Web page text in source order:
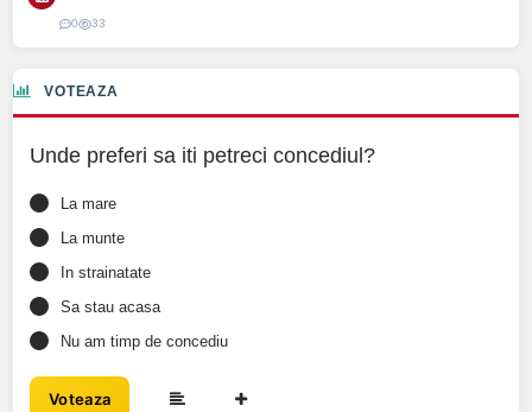
0 33
VOTEAZA
Unde preferi sa iti petreci concediul?
La mare
La munte
In strainatate
Sa stau acasa
Nu am timp de concediu
Voteaza